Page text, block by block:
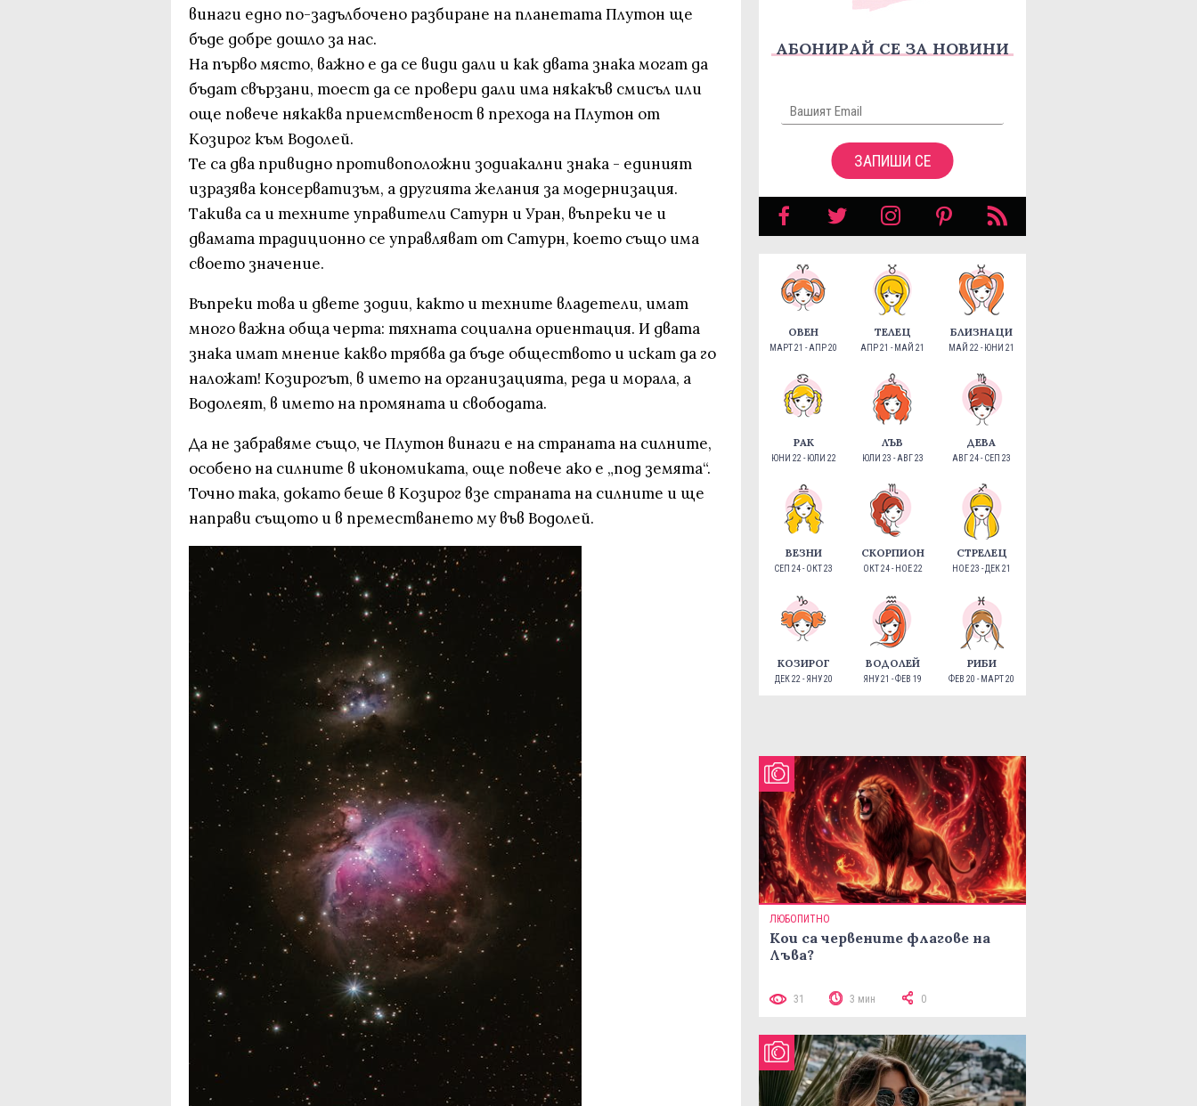
винаги едно по-задълбочено разбиране на планетата Плутон ще
бъде добре дошло за нас.
На първо място, важно е да се види дали и как двата знака могат да
бъдат свързани, тоест да се провери дали има някакъв смисъл или
още повече някаква приемственост в прехода на Плутон от
Козирог към Водолей.
Те са два привидно противоположни зодиакални знака - единият
изразява консерватизъм, а другията желания за модернизация.
Такива са и техните управители Сатурн и Уран, въпреки че и
двамата традиционно се управляват от Сатурн, което също има
своето значение.
Въпреки това и двете зодии, както и техните владетели, имат
много важна обща черта: тяхната социална ориентация. И двата
знака имат мнение какво трябва да бъде обществото и искат да го
наложат! Козирогът, в името на организацията, реда и морала, а
Водолеят, в името на промяната и свободата.
Да не забравяме също, че Плутон винаги е на страната на силните,
особено на силните в икономиката, още повече ако е „под земята“.
Точно така, докато беше в Козирог взе страната на силните и ще
направи същото и в преместването му във Водолей.
АБОНИРАЙ СЕ ЗА НОВИНИ
ЗАПИШИ СЕ
ОВЕН
МАРТ 21 - АПР 20
ТЕЛЕЦ
АПР 21 - МАЙ 21
БЛИЗНАЦИ
МАЙ 22 - ЮНИ 21
РАК
ЮНИ 22 - ЮЛИ 22
ЛЪВ
ЮЛИ 23 - АВГ 23
ДЕВА
АВГ 24 - СЕП 23
ВЕЗНИ
СЕП 24 - ОКТ 23
СКОРПИОН
ОКТ 24 - НОЕ 22
СТРЕЛЕЦ
НОЕ 23 - ДЕК 21
КОЗИРОГ
ДЕК 22 - ЯНУ 20
ВОДОЛЕЙ
ЯНУ 21 - ФЕВ 19
РИБИ
ФЕВ 20 - МАРТ 20
ЛЮБОПИТНО
Кои са червените флагове на
Лъва?
31 3 мин 0